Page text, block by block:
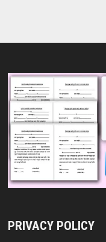
PRIVACY POLICY